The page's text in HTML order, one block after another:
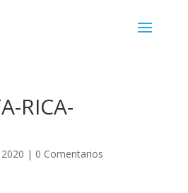
RICA-
| 0 Comentarios